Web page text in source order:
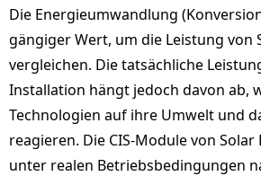
Die Energieumwandlung
gängiger Wert, um die Leistung von
vergleichen. Die tatsächliche
Installation hängt jedoch davon ab,
Technologien auf ihre Umwelt und
reagieren. Die CIS-Module von
unter realen Betriebsbedingungen